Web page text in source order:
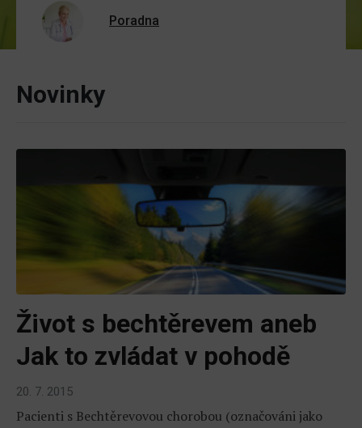
Poradna
Novinky
Život s bechtěrevem aneb
Jak to zvládat v pohodě
20. 7. 2015
Pacienti s Bechtěrevovou chorobou (označováni jako